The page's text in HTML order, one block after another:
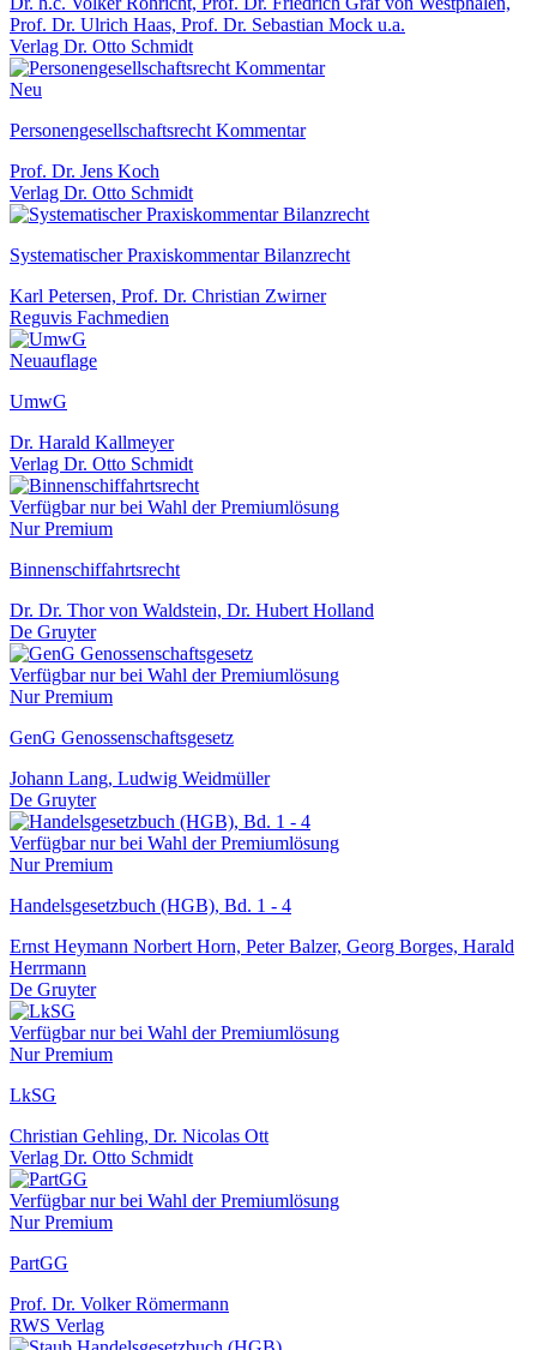
Prof. Dr. Ulrich Haas, Prof. Dr. Sebastian Mock u.a.
Verlag Dr. Otto Schmidt
Neu
Personengesellschaftsrecht Kommentar
Prof. Dr. Jens Koch
Verlag Dr. Otto Schmidt
Systematischer Praxiskommentar Bilanzrecht
Karl Petersen, Prof. Dr. Christian Zwirner
Reguvis Fachmedien
Neuauflage
UmwG
Dr. Harald Kallmeyer
Verlag Dr. Otto Schmidt
Verfügbar nur bei Wahl der Premiumlösung
Nur Premium
Binnenschiffahrtsrecht
Dr. Dr. Thor von Waldstein, Dr. Hubert Holland
De Gruyter
Verfügbar nur bei Wahl der Premiumlösung
Nur Premium
GenG Genossenschaftsgesetz
Johann Lang, Ludwig Weidmüller
De Gruyter
Verfügbar nur bei Wahl der Premiumlösung
Nur Premium
Handelsgesetzbuch (HGB), Bd. 1 - 4
Ernst Heymann Norbert Horn, Peter Balzer, Georg Borges, Harald
Herrmann
De Gruyter
Verfügbar nur bei Wahl der Premiumlösung
Nur Premium
LkSG
Christian Gehling, Dr. Nicolas Ott
Verlag Dr. Otto Schmidt
Verfügbar nur bei Wahl der Premiumlösung
Nur Premium
PartGG
Prof. Dr. Volker Römermann
RWS Verlag